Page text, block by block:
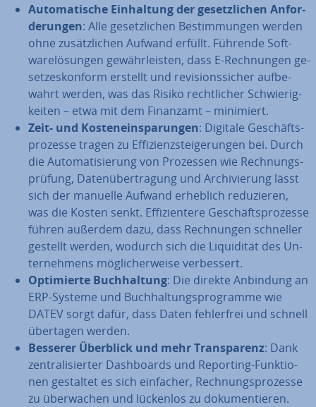
Au­to­ma­ti­sche Ein­hal­tung der ge­setz­li­chen An­for­
de­run­gen: Alle ge­setz­li­chen Be­stim­mun­gen werden
ohne zu­sätz­li­chen Aufwand erfüllt. Führende Soft­
ware­lö­sun­gen ge­währ­leis­ten, dass E-Rech­nun­gen ge­
set­zes­kon­form erstellt und re­vi­si­ons­si­cher auf­be­
wahrt werden, was das Risiko recht­li­cher Schwie­rig­
kei­ten – etwa mit dem Finanzamt – minimiert.
Zeit- und Kos­ten­ein­spa­run­gen: Digitale Ge­schäfts­
pro­zes­se tragen zu Ef­fi­zi­enz­stei­ge­run­gen bei. Durch
die Au­to­ma­ti­sie­rung von Prozessen wie Rech­nungs­
prü­fung, Da­ten­über­tra­gung und Ar­chi­vie­rung lässt
sich der manuelle Aufwand erheblich re­du­zie­ren,
was die Kosten senkt. Ef­fi­zi­en­te­re Ge­schäfts­pro­zes­se
führen außerdem dazu, dass Rech­nun­gen schneller
gestellt werden, wodurch sich die Li­qui­di­tät des Un­
ter­neh­mens mög­li­cher­wei­se ver­bes­sert.
Op­ti­mier­te Buch­hal­tung: Die direkte Anbindung an
ERP-Systeme und Buch­hal­tungs­pro­gram­me wie
DATEV sorgt dafür, dass Daten feh­ler­frei und schnell
übertagen werden.
Besserer Überblick und mehr Trans­pa­renz: Dank
zen­tra­li­sier­ter Da­sh­boards und Reporting-Funk­tio­
nen gestaltet es sich einfacher, Rech­nungs­pro­zes­se
zu über­wa­chen und lückenlos zu do­ku­men­tie­ren.